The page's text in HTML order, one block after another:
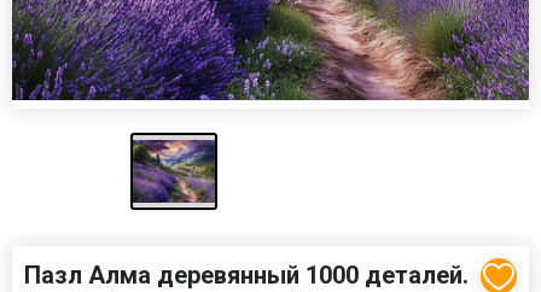
Пазл Алма деревянный 1000 деталей.